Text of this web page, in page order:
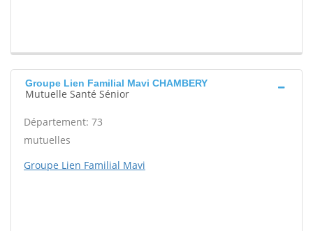
Groupe Lien Familial Mavi CHAMBERY
Mutuelle Santé Sénior
Département: 73
mutuelles
Groupe Lien Familial Mavi